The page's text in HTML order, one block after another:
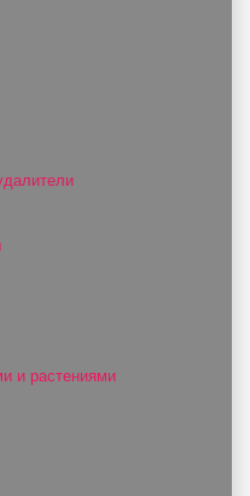
и растениями